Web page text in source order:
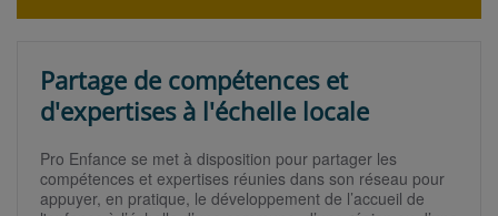
Partage de compétences et
d'expertises à l'échelle locale
Pro Enfance se met à disposition pour partager les
compétences et expertises réunies dans son réseau pour
appuyer, en pratique, le développement de l’accueil de